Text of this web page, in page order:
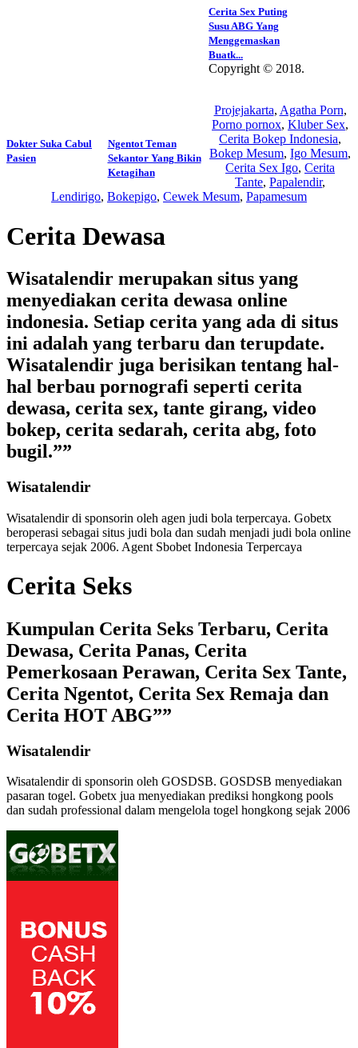
Cerita Sex Puting
Susu ABG Yang
Menggemaskan
Buatk...
Dokter Suka Cabul
Pasien
Ngentot Teman
Sekantor Yang Bikin
Ketagihan
Copyright © 2018.
Projejakarta, Agatha Porn,
Porno pornox, Kluber Sex,
Cerita Bokep Indonesia,
Bokep Mesum, Igo Mesum,
Cerita Sex Igo, Cerita
Tante, Papalendir,
Lendirigo, Bokepigo, Cewek Mesum, Papamesum
Cerita Dewasa
Wisatalendir merupakan situs yang
menyediakan cerita dewasa online
indonesia. Setiap cerita yang ada di situs
ini adalah yang terbaru dan terupdate.
Wisatalendir juga berisikan tentang hal-
hal berbau pornografi seperti cerita
dewasa, cerita sex, tante girang, video
bokep, cerita sedarah, cerita abg, foto
bugil.””
Wisatalendir
Wisatalendir di sponsorin oleh agen judi bola terpercaya. Gobetx
beroperasi sebagai situs judi bola dan sudah menjadi judi bola online
terpercaya sejak 2006. Agent Sbobet Indonesia Terpercaya
Cerita Seks
Kumpulan Cerita Seks Terbaru, Cerita
Dewasa, Cerita Panas, Cerita
Pemerkosaan Perawan, Cerita Sex Tante,
Cerita Ngentot, Cerita Sex Remaja dan
Cerita HOT ABG””
Wisatalendir
Wisatalendir di sponsorin oleh GOSDSB. GOSDSB menyediakan
pasaran togel. Gobetx jua menyediakan prediksi hongkong pools
dan sudah professional dalam mengelola togel hongkong sejak 2006